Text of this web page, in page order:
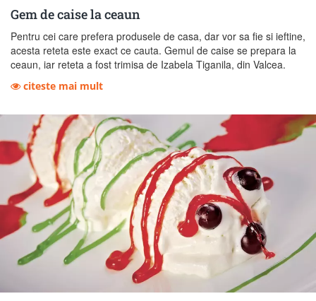
Gem de caise la ceaun
Pentru cei care prefera produsele de casa, dar vor sa fie si ieftine,
acesta reteta este exact ce cauta. Gemul de caise se prepara la
ceaun, iar reteta a fost trimisa de Izabela Tiganila, din Valcea.
citeste mai mult